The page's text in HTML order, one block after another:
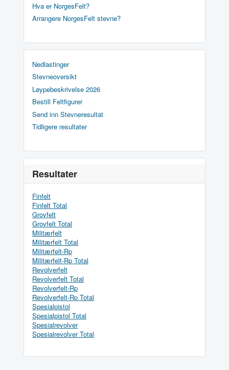
Hva er NorgesFelt?
Arrangere NorgesFelt stevne?
Nedlastinger
Stevneoversikt
Løypebeskrivelse 2026
Bestill Feltfigurer
Send inn Stevneresultat
Tidligere resultater
Resultater
Finfelt
Finfelt Total
Grovfelt
Grovfelt Total
Militærfelt
Militærfelt Total
Militærfelt-Rp
Militærfelt-Rp Total
Revolverfelt
Revolverfelt Total
Revolverfelt-Rp
Revolverfelt-Rp Total
Spesialpistol
Spesialpistol Total
Spesialrevolver
Spesialrevolver Total